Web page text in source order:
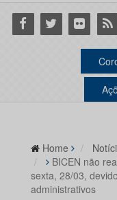
Facebook
Twitter Flickr RSS
Home
BICEN não
sexta, 28/03,
administrativos